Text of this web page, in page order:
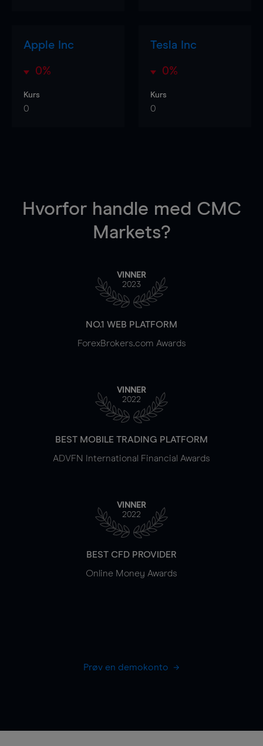
Apple Inc
0%
Kurs
0
Tesla Inc
0%
Kurs
0
Hvorfor handle med CMC
Markets?
VINNER
2023
NO.1 WEB PLATFORM
ForexBrokers.com Awards
VINNER
2022
BEST MOBILE TRADING PLATFORM
ADVFN International Financial Awards
VINNER
2022
BEST CFD PROVIDER
Online Money Awards
Prøv en demokonto